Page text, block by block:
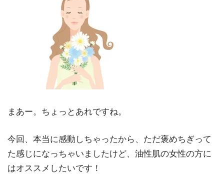
まあー。ちょっとあれですね。
今回、本当に感動しちゃったから、ただ褒めちぎって
た感じになっちゃいましたけど、油性肌の女性の方に
はオススメしたいです！